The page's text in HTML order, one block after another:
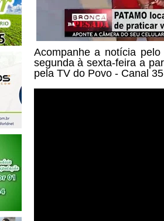
Acompanhe a notícia pelo
segunda à sexta-feira a
pela TV do Povo - Canal